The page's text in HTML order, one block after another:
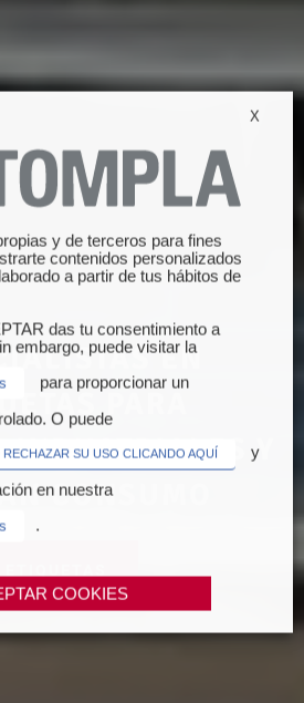
EN
PARA
INDUSTRIALES Y
CONSUMO
X
y de terceros para fines
contenidos personalizados
a partir de tus hábitos de
das tu consentimiento a
embargo, puede visitar la
para proporcionar un
O puede
SU USO CLICANDO AQUÍ y
en nuestra
.
COOKIES